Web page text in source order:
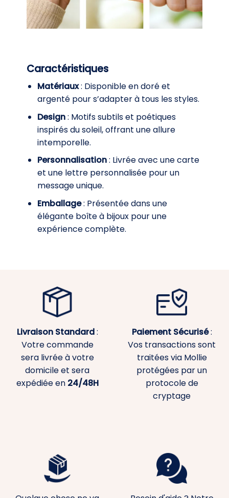
Caractéristiques
Matériaux: Disponible en doré et
argenté pour s’adapter à tous les styles.
Design: Motifs subtils et poétiques
inspirés du soleil, offrant une allure
intemporelle.
Personnalisation: Livrée avec une carte
et une lettre personnalisée pour un
message unique.
Emballage: Présentée dans une
élégante boîte à bijoux pour une
expérience complète.
Livraison Standard:
Votre commande
sera livrée à votre
domicile et sera
expédiée en 24/48H
Paiement Sécurisé:
Vos transactions sont
traitées via Mollie
protégées par un
protocole de
cryptage